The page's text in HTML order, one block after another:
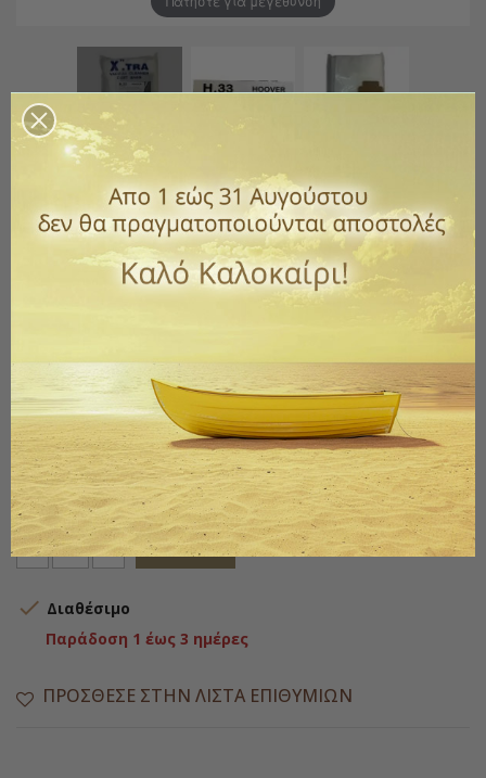
Σακούλα Ηλεκτρικής Σκούπας
Yφασμάτινες XTRA H.33 (10 Τμχ)
Κωδικός 104-107
Υφασμάτινες σακούλες για ηλεκτρικές σκούπες Hoover.
Η συσκευασία περιέχει 10 σακούλες και 1 πλενόμενο φίλτρο.
Ποσότητα
ΑΓΟΡΆ
 Διαθέσιμο
Παράδοση 1 έως 3 ημέρες
ΠΡΌΣΘΕΣΕ ΣΤΗΝ ΛΊΣΤΑ ΕΠΙΘΥΜΙΏΝ